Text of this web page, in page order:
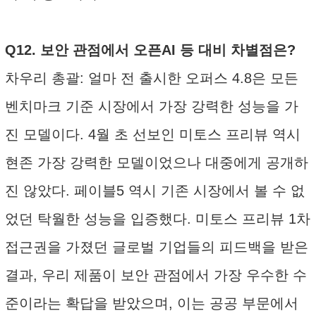
Q12. 보안 관점에서 오픈AI 등 대비 차별점은?
차우리 총괄: 얼마 전 출시한 오퍼스 4.8은 모든
벤치마크 기준 시장에서 가장 강력한 성능을 가
진 모델이다. 4월 초 선보인 미토스 프리뷰 역시
현존 가장 강력한 모델이었으나 대중에게 공개하
진 않았다. 페이블5 역시 기존 시장에서 볼 수 없
었던 탁월한 성능을 입증했다. 미토스 프리뷰 1차
접근권을 가졌던 글로벌 기업들의 피드백을 받은
결과, 우리 제품이 보안 관점에서 가장 우수한 수
준이라는 확답을 받았으며, 이는 공공 부문에서